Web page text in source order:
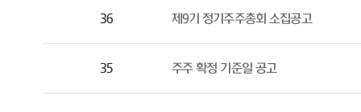
36 제9기 정기주주총회 소집공고
35 주주 확정 기준일 공고